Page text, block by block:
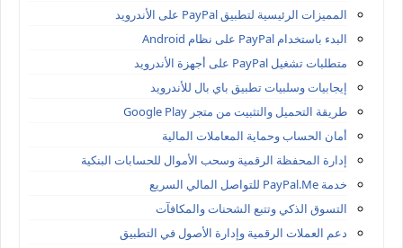
المميزات الرئيسية لتطبيق PayPal على الأندرويد
البدء باستخدام PayPal على نظام Android
متطلبات تشغيل PayPal على أجهزة الأندرويد
إيجابيات وسلبيات تطبيق باي بال للأندرويد
طريقة التحميل والتثبيت من متجر Google Play
أمان الحساب وحماية المعاملات المالية
إدارة المحفظة الرقمية وسحب الأموال للحسابات البنكية
خدمة PayPal.Me للتواصل المالي السريع
التسوق الذكي وتتبع الشحنات والمكافآت
دعم العملات الرقمية وإدارة الأصول في التطبيق